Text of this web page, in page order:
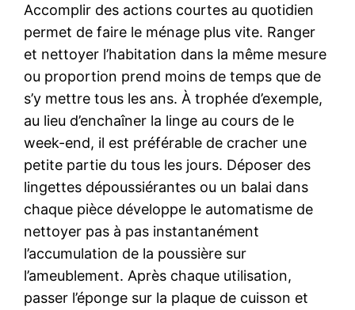
Accomplir des actions courtes au quotidien
permet de faire le ménage plus vite. Ranger
et nettoyer l’habitation dans la même mesure
ou proportion prend moins de temps que de
s’y mettre tous les ans. À trophée d’exemple,
au lieu d’enchaîner la linge au cours de le
week-end, il est préférable de cracher une
petite partie du tous les jours. Déposer des
lingettes dépoussiérantes ou un balai dans
chaque pièce développe le automatisme de
nettoyer pas à pas instantanément
l’accumulation de la poussière sur
l’ameublement. Après chaque utilisation,
passer l’éponge sur la plaque de cuisson et